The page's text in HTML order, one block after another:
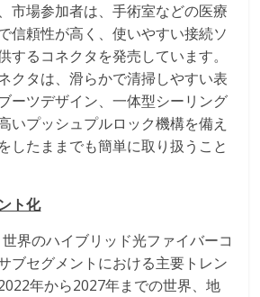
市場参加者は、手術室などの医療
信頼性が高く、使いやすい接続ソ
するコネクタを発売しています。
クタは、滑らかで清掃しやすい表
ーツデザイン、一体型シーリング
いプッシュプルロック機構を備え
したままでも簡単に取り扱うこと
ト化
界のハイブリッド光ファイバーコ
ブセグメントにおける主要トレン
年から2027年までの世界、地